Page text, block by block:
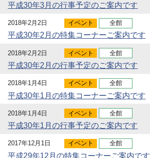
平成30年3月の行事予定のご案内です
2018年2月2日 イベント 全館
平成30年2月の特集コーナーご案内です
2018年2月2日 イベント 全館
平成30年2月の行事予定のご案内です
2018年1月4日 イベント 全館
平成30年1月の特集コーナーご案内です
2018年1月4日 イベント 全館
平成30年1月の行事予定のご案内です
2017年12月1日 イベント 全館
平成29年12月の特集コーナーご案内です